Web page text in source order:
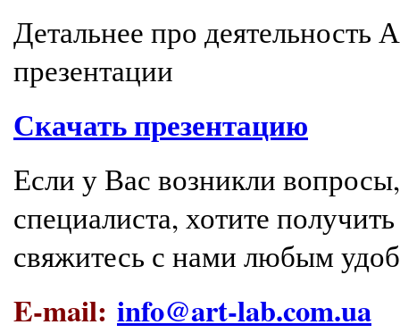
Детальнее про
презентации
Скачать презентацию
Если у Вас возникли
специалиста, хотите
свяжитесь с нами любым
E-mail: info@art-lab.com.ua